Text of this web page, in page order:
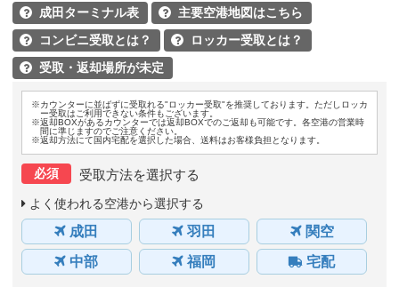
 成田ターミナル表  主要空港地図はこちら
 コンビニ受取とは？  ロッカー受取とは？
 受取・返却場所が未定
※カウンターに並ばずに受取れる"ロッカー受取"を推奨しております。ただしロッカ
ー受取はご利用できない条件もございます。
※返却BOXがあるカウンターでは返却BOXでのご返却も可能です。各空港の営業時
間に準じますのでご注意ください。
※返却方法にて国内宅配を選択した場合、送料はお客様負担となります。
必須 受取方法を選択する
よく使われる空港から選択する
成田 羽田
関空
中部
福岡 宅配